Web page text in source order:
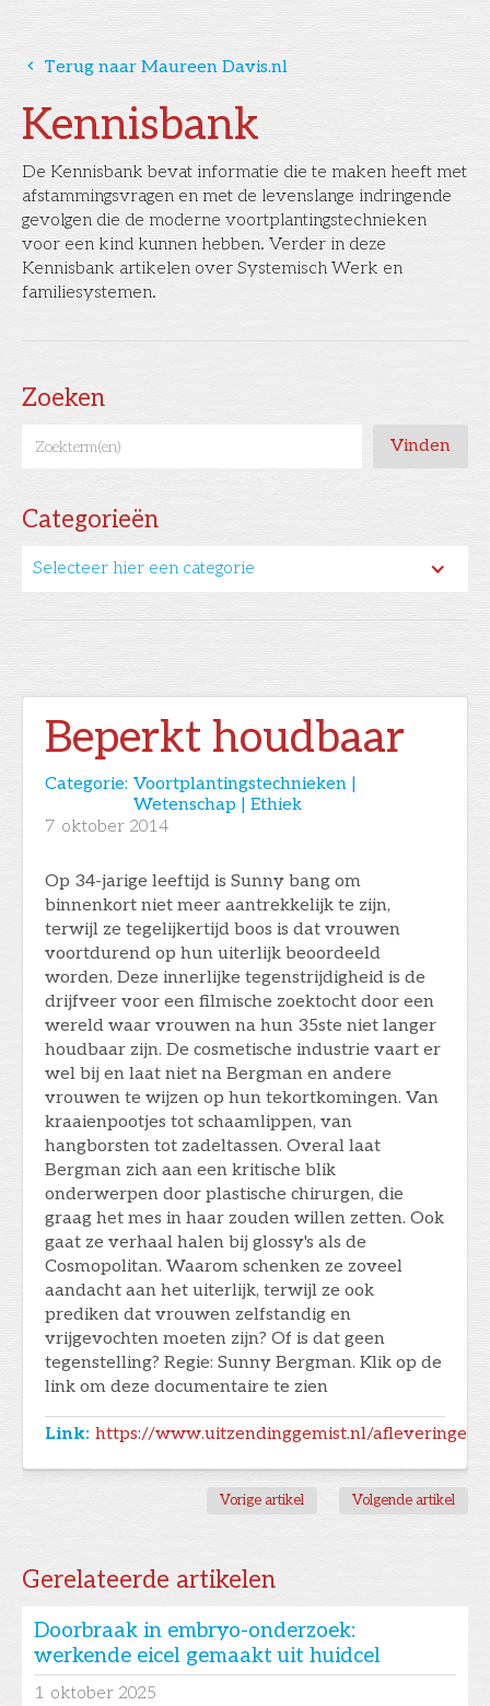
Kennisbank
De Kennisbank bevat informatie die te maken heeft met
afstammingsvragen en met de levenslange indringende
gevolgen die de moderne voortplantingstechnieken
voor een kind kunnen hebben. Verder in deze
Kennisbank artikelen over Systemisch Werk en
familiesystemen.
Zoeken
Categorieën
Selecteer hier een categorie
󰅁 Terug naar Maureen Davis.nl
Beperkt houdbaar
Categorie: Voortplantingstechnieken |
Wetenschap | Ethiek
7 oktober 2014
Op 34-jarige leeftijd is Sunny bang om
binnenkort niet meer aantrekkelijk te zijn,
terwijl ze tegelijkertijd boos is dat vrouwen
voortdurend op hun uiterlijk beoordeeld
worden. Deze innerlijke tegenstrijdigheid is de
drijfveer voor een filmische zoektocht door een
wereld waar vrouwen na hun 35ste niet langer
houdbaar zijn. De cosmetische industrie vaart er
wel bij en laat niet na Bergman en andere
vrouwen te wijzen op hun tekortkomingen. Van
kraaienpootjes tot schaamlippen, van
hangborsten tot zadeltassen. Overal laat
Bergman zich aan een kritische blik
onderwerpen door plastische chirurgen, die
graag het mes in haar zouden willen zetten. Ook
gaat ze verhaal halen bij glossy's als de
Cosmopolitan. Waarom schenken ze zoveel
aandacht aan het uiterlijk, terwijl ze ook
prediken dat vrouwen zelfstandig en
vrijgevochten moeten zijn? Of is dat geen
tegenstelling? Regie: Sunny Bergman. Klik op de
link om deze documentaire te zien
Link: https://www.uitzendinggemist.nl/afleveringen/
Vorige artikel Volgende artikel
Gerelateerde artikelen
Doorbraak in embryo-onderzoek:
werkende eicel gemaakt uit huidcel
1 oktober 2025